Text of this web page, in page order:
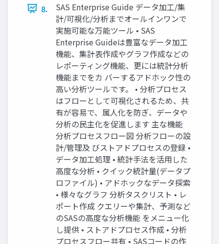
8.
SAS Enterprise Guide データ加工/集
計/可視化/分析までオールインワンで
実施可能な万能ツール • SAS
Enterprise Guideは豊富なデータ加工
機能、集計表作成やグラフ作成などの
レポーティング機能、更には統計分析
機能までをカ バーするアドホック性の
高い分析ツールです。 • 分析プロセス
はフローとして可視化されるため、共
有が容易で、属人化を防ぎ、データや
分析の民主化を促進します 主な機能
分析プロセスフロー図 分析フローの設
計/管理及 びストアドプロセスの登録 •
データ加工処理 • 統計手法を活用した
高度な分析 • クイック統計量(データプ
ロファイル) • アドホックなデータ探索
• 様々なグラフ 分析タスクリスト • レ
ポート作成 クエリーや集計、予測など
のSASの高度な分析機能 をメニュー化
し提供 • ストアドプロセス作成 • 分析
プロセスフロー共有 • SASコードの作